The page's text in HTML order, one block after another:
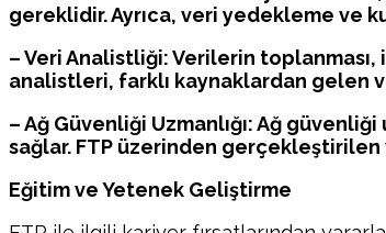
gereklidir. Ayrıca, veri yedekleme ve
– Veri Analistliği: Verilerin
analistleri, farklı kaynaklardan gelen
– Ağ Güvenliği Uzmanlığı: Ağ
sağlar. FTP üzerinden
Eğitim ve Yetenek Geliştirme